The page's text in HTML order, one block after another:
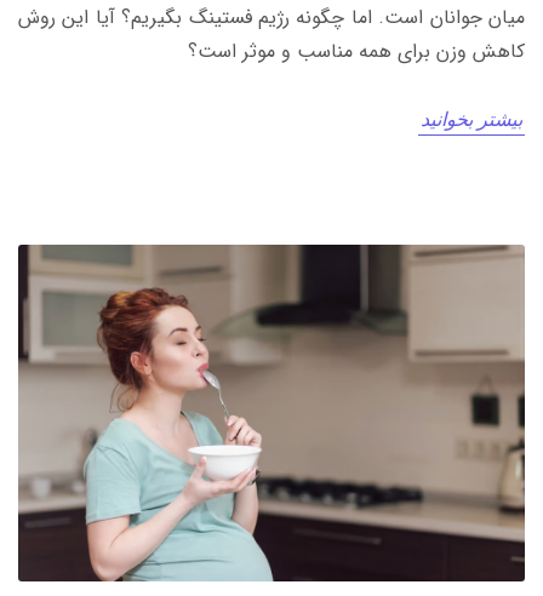
میان جوانان است. اما چگونه رژیم فستینگ بگیریم؟ آیا این روش
کاهش وزن برای همه مناسب و موثر است؟
بیشتر بخوانید